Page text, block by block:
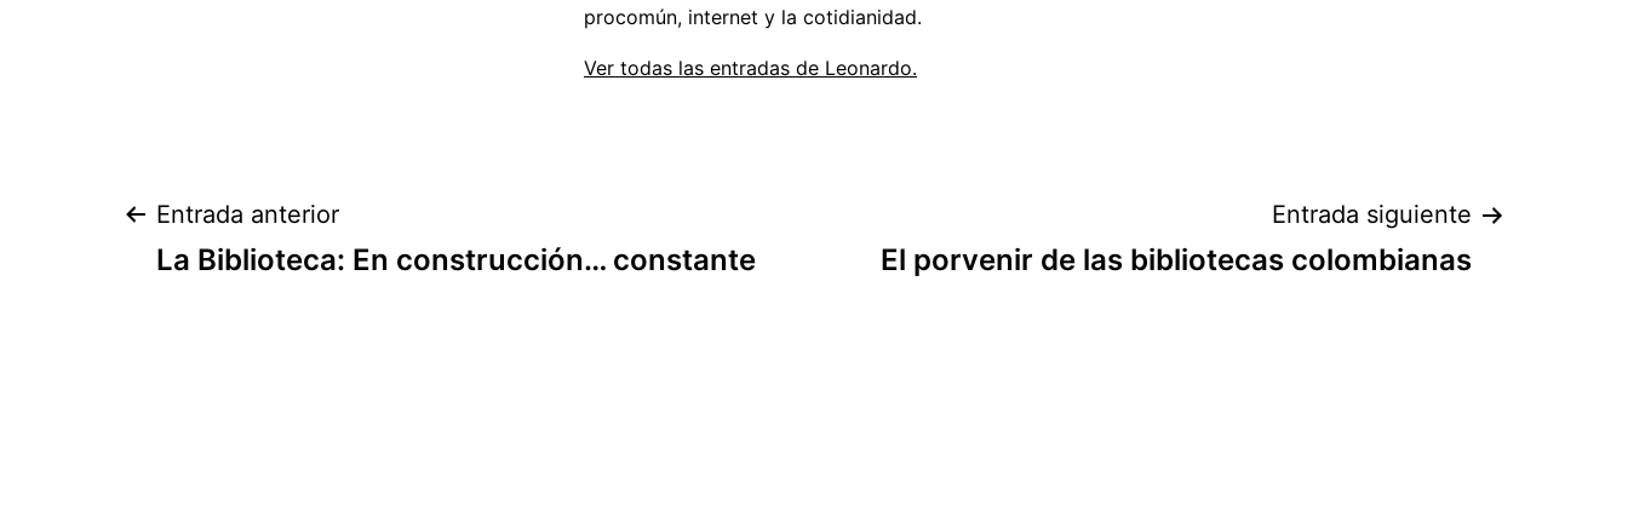
procomún, internet y la cotidianidad.
Ver todas las entradas de Leonardo.
Navegación
Entrada anterior
La Biblioteca: En construcción… constante
Entrada siguiente
El porvenir de las bibliotecas colombianas